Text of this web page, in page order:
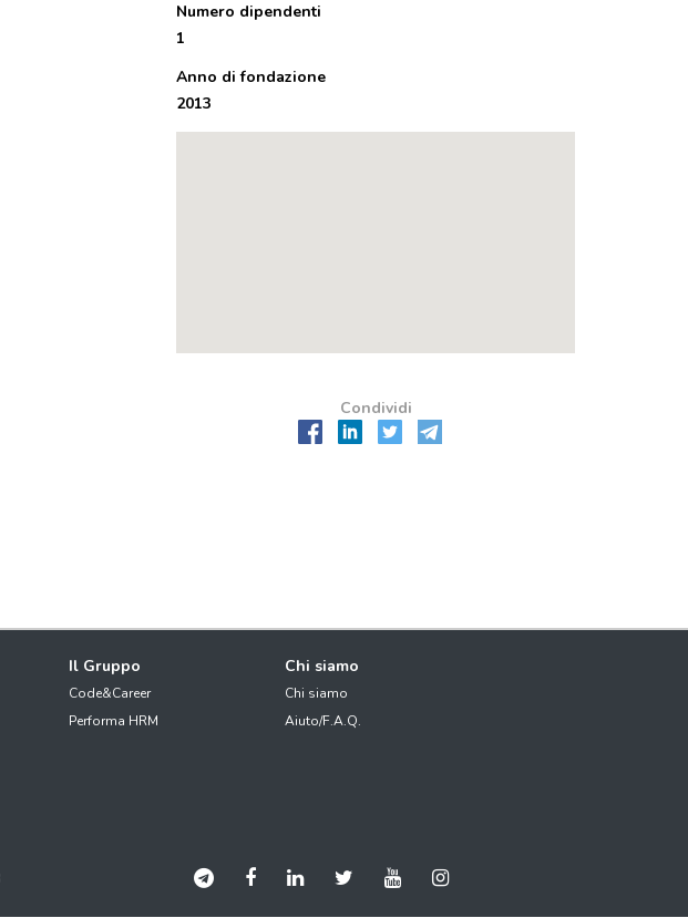
Numero dipendenti
1
Anno di fondazione
2013
Condividi
Il Gruppo
Code&Career
Performa HRM
Chi siamo
Chi siamo
Aiuto/F.A.Q.